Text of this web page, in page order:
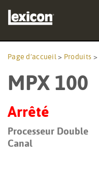
Produits
Où acheter
Formation
Page d’accueil > Produits >
MPX 100
Arrêté
Processeur Double
Canal